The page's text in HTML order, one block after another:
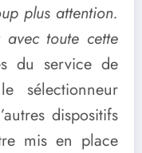
plus attention.
toute cette
du service de
sélectionneur
dispositifs
mis en place